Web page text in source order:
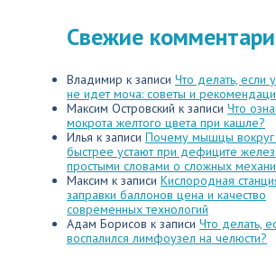
Свежие
Владимир к записи Что делать, если
не идет моча: советы и
Максим Островский к записи Что
мокрота желтого цвета при кашле?
Илья к записи Почему мышцы вокруг
быстрее устают при дефиците
простыми словами о сложных
Максим к записи Кислородная
заправки баллонов цена и качество
современных технологий
Адам Борисов к записи Что делать,
воспалился лимфоузел на челюсти?